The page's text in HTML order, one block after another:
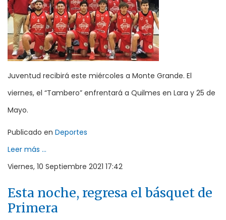
Juventud recibirá este miércoles a Monte Grande. El
viernes, el “Tambero” enfrentará a Quilmes en Lara y 25 de
Mayo.
Publicado en Deportes
Leer más ...
Viernes, 10 Septiembre 2021 17:42
Esta noche, regresa el básquet de
Primera